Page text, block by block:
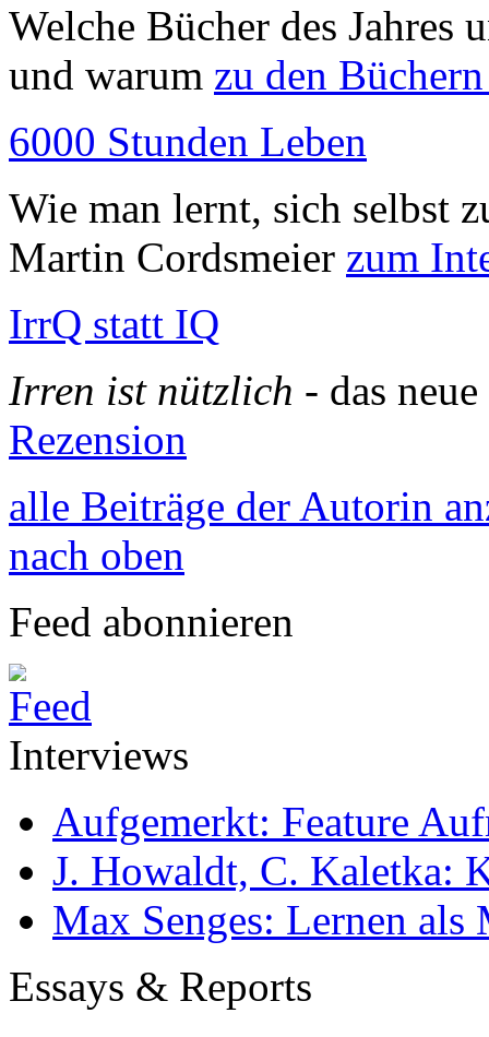
Welche Bücher des Jahres
und warum zu den
6000 Stunden Leben
Wie man lernt, sich selbst
Martin Cordsmeier zum
IrrQ statt IQ
Irren ist nützlich - das
Rezension
alle Beiträge der Autorin
nach oben
Feed abonnieren
Interviews
Aufgemerkt: Feature
J. Howaldt, C. Kaletka:
Max Senges: Lernen als
Essays & Reports